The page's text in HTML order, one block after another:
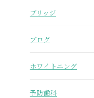
ブリッジ
ブログ
ホワイトニング
予防歯科